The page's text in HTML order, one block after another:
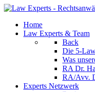
Home
Law Experts & Team
Back
Die 5-
Was
RA Dr.
RA/Avv.
Experts Netzwerk